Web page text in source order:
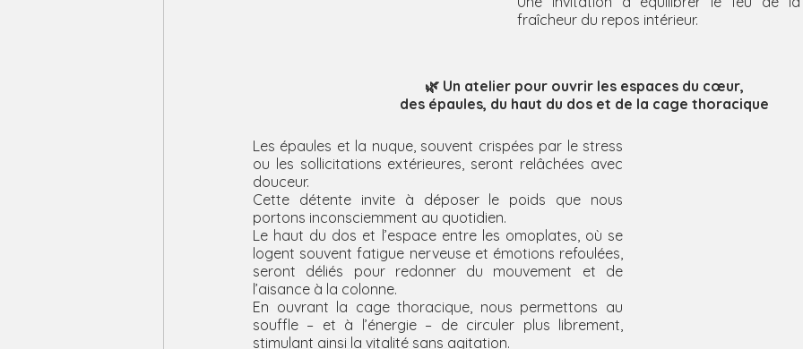
fraîcheur du repos intérieur.
🌿 Un atelier pour ouvrir les espaces du cœur,
des épaules, du haut du dos et de la cage thoracique
Les épaules et la nuque, souvent crispées par le stress
ou les sollicitations extérieures, seront relâchées avec
douceur.
Cette détente invite à déposer le poids que nous
portons inconsciemment au quotidien.
Le haut du dos et l’espace entre les omoplates, où se
logent souvent fatigue nerveuse et émotions refoulées,
seront déliés pour redonner du mouvement et de
l’aisance à la colonne.
En ouvrant la cage thoracique, nous permettons au
souffle – et à l’énergie – de circuler plus librement,
stimulant ainsi la vitalité sans agitation.